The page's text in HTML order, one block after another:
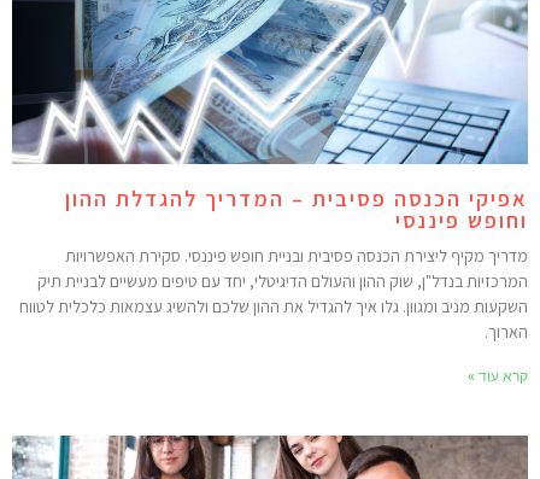
הכנסה פסיבית – המדריך להגדלת ההון
פיננסי
מקיף ליצירת הכנסה פסיבית ובניית חופש פיננסי. סקירת האפשרויות
בנדל"ן, שוק ההון והעולם הדיגיטלי, יחד עם טיפים מעשיים לבניית תיק
מניב ומגוון. גלו איך להגדיל את ההון שלכם ולהשיג עצמאות כלכלית לטווח
עוד »